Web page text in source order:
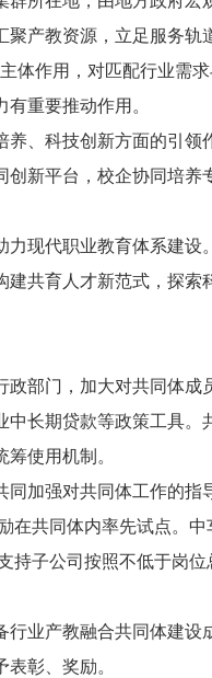
产教资源，立足服务轨
体作用，对匹配行业需
重要推动作用。
、科技创新方面的引
新平台，校企协同培
力现代职业教育体系建
共育人才新范式，探索
部门，加大对共同体
长期贷款等政策工具
使用机制。
加强对共同体工作的指
在共同体内率先试点。
持子公司按照不低于岗
业产教融合共同体建
彰、奖励。